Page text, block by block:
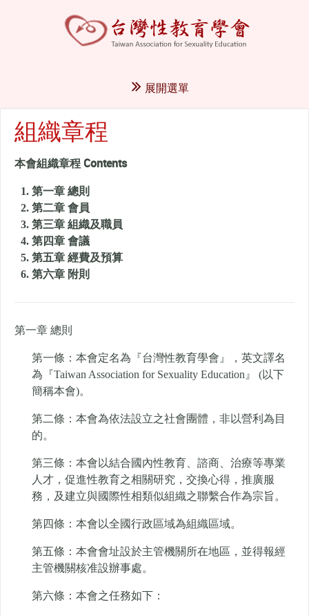
展開選單
組織章程
本會組織章程 Contents
第一章 總則
第二章 會員
第三章 組織及職員
第四章 會議
第五章 經費及預算
第六章 附則
第一章 總則
第一條：本會定名為『台灣性教育學會』，英文譯名
為『Taiwan Association for Sexuality Education』 (以下
簡稱本會)。
第二條：本會為依法設立之社會團體，非以營利為目
的。
第三條：本會以結合國內性教育、諮商、治療等專業
人才，促進性教育之相關研究，交換心得，推廣服
務，及建立與國際性相類似組織之聯繫合作為宗旨。
第四條：本會以全國行政區域為組織區域。
第五條：本會會址設於主管機關所在地區，並得報經
主管機關核准設辦事處。
第六條：本會之任務如下：